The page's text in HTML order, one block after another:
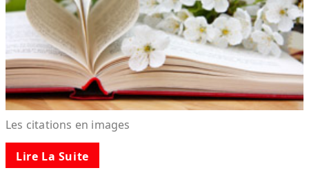
Les citations en images
Lire La Suite